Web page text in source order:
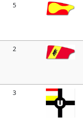
5
2
3